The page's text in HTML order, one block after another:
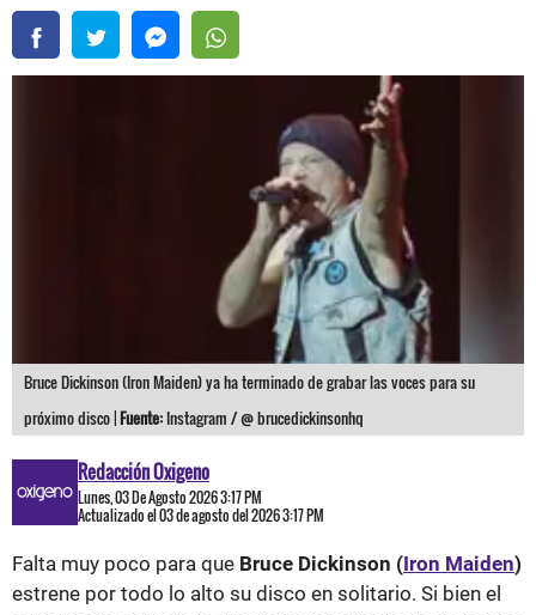
Bruce Dickinson (Iron Maiden) ya ha terminado de grabar las voces para su
próximo disco |Fuente: Instagram / @ brucedickinsonhq
Redacción Oxigeno
Lunes, 03 De Agosto 2026 3:17 PM
Actualizado el 03 de agosto del 2026 3:17 PM
Falta muy poco para que Bruce Dickinson (Iron Maiden)
estrene por todo lo alto su disco en solitario. Si bien el